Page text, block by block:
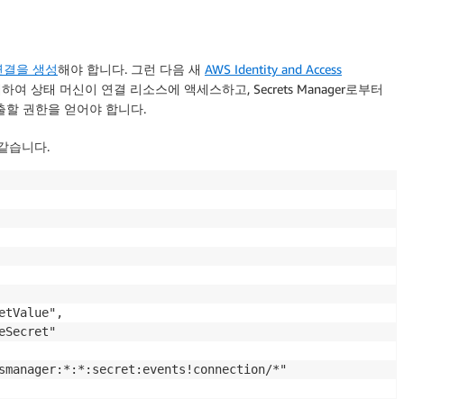
을 생성해야 합니다. 그런 다음 새 AWS Identity and Access
여 상태 머신이 연결 리소스에 액세스하고, Secrets Manager로부터
할 권한을 얻어야 합니다.
습니다.
*"